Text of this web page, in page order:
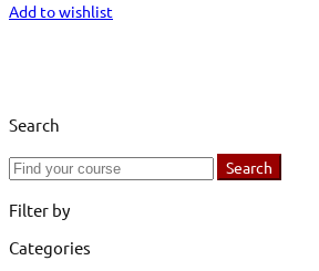
Add to wishlist
Search
Search
Search
Filter by
Categories